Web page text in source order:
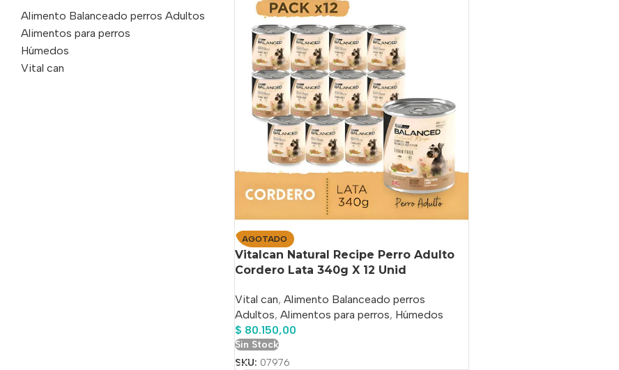
Alimento Balanceado perros Adultos
Alimentos para perros
Húmedos
Vital can
AGOTADO
Vitalcan Natural Recipe Perro Adulto
Cordero Lata 340g X 12 Unid
Vital can, Alimento Balanceado perros
Adultos, Alimentos para perros, Húmedos
$ 80.150,00
Sin Stock
SKU: 07976